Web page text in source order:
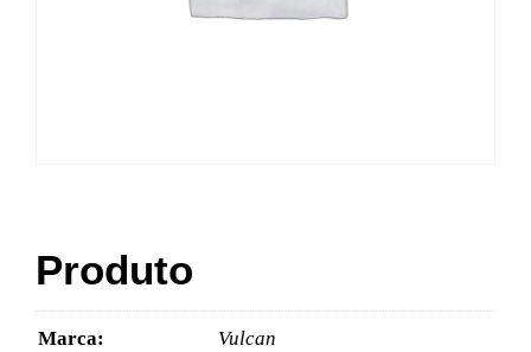
Produto
Marca: Vulcan